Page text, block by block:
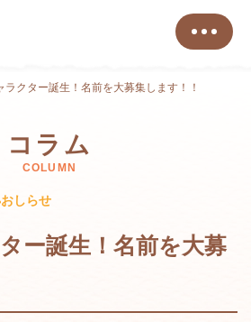
ラクター誕生！名前を大募集します！！
コラム
COLUMN
おしらせ
ー誕生！名前を大募